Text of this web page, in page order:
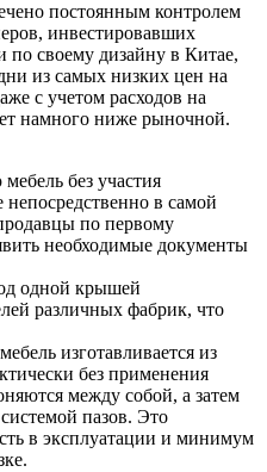
постоянным контролем
инвестировавших
по своему дизайну в Китае,
из самых низких цен на
с учетом расходов на
намного ниже рыночной.
без участия
в самой
по первому
необходимые документы
одной крышей
различных фабрик, что
изготавливается из
без применения
между собой, а затем
пазов. Это
в эксплуатации и минимум